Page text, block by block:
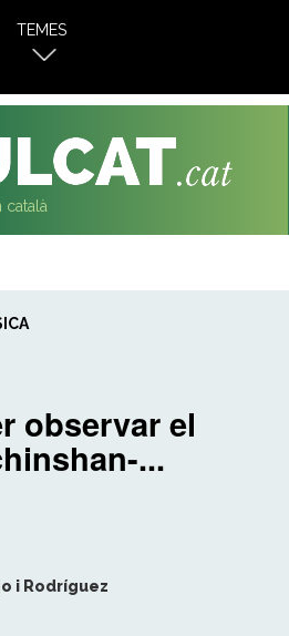
TEMES
català
observar el
...
i Rodríguez